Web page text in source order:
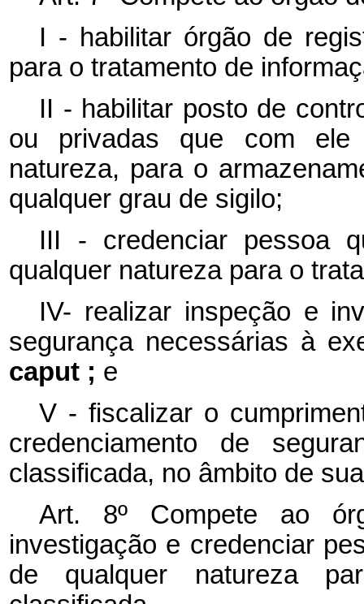
I - habilitar órgão de
para o tratamento de
II - habilitar posto de
ou privadas que com ele
natureza, para o
qualquer grau de sigilo;
III - credenciar pessoa
qualquer natureza para o
IV- realizar inspeção e
segurança necessárias à
caput ; e
V - fiscalizar o
credenciamento de
classificada, no âmbito de
Art. 8º Compete ao
investigação e credenciar
de qualquer natureza